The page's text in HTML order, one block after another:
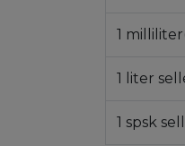
1
1 liter
1 spsk